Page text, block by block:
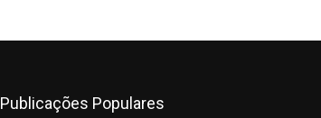
Publicações Populares